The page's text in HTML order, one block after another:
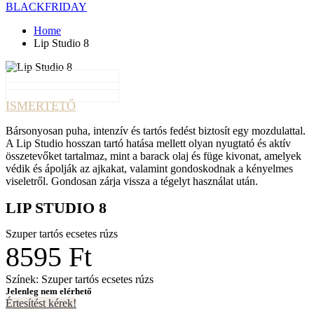
BLACKFRIDAY
Home
Lip Studio 8
ISMERTETŐ
Bársonyosan puha, intenzív és tartós fedést biztosít egy mozdulattal.
A Lip Studio hosszan tartó hatása mellett olyan nyugtató és aktív
összetevőket tartalmaz, mint a barack olaj és füge kivonat, amelyek
védik és ápolják az ajkakat, valamint gondoskodnak a kényelmes
viseletről. Gondosan zárja vissza a tégelyt használat után.
LIP STUDIO 8
Szuper tartós ecsetes rúzs
8595 Ft
Színek: Szuper tartós ecsetes rúzs
Jelenleg nem elérhető
Értesítést kérek!